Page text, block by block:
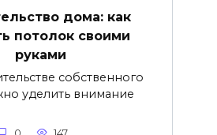
дома: как
потолок своими
руками
собственного
уделить внимание